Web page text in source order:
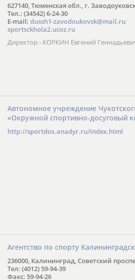
627140, Тюменская обл., г.
Тел.: (34542) 6-24-30
​E-mail: dussh1-zavodoukovsk@mail.ru
sportsckhola2.ucoz.ru
Директор - КОРКИН Евгений
Автономное учреждение
«Окружной спортивно-досуговый
http://sportdos.anadyr.ru/index.html
Агентство по спорту
236000, Калининград, Советский
Тел: (4012) 59-94-39
Факс: 59-94-26